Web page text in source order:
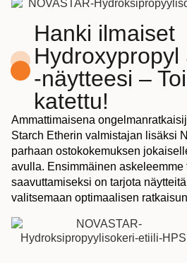
Hanki ilmaiset
-näytteesi –
katettu!
Ammattimaisena
Starch Etherin valmistajan lisäksi
parhaan ostokokemuksen
avulla. Ensimmäinen askeleemme
saavuttamiseksi on tarjota
valitsemaan optimaalisen